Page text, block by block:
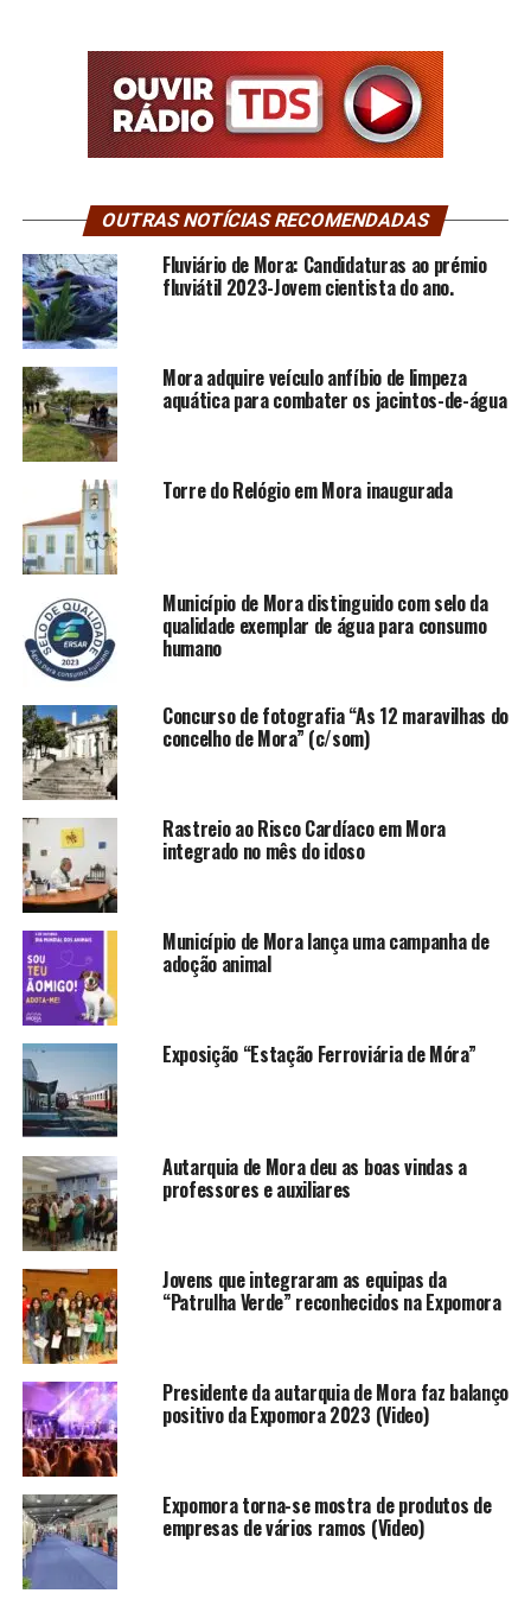
OUTRAS NOTÍCIAS RECOMENDADAS
Fluviário de Mora: Candidaturas ao prémio
fluviátil 2023-Jovem cientista do ano.
Mora adquire veículo anfíbio de limpeza
aquática para combater os jacintos-de-água
Torre do Relógio em Mora inaugurada
Município de Mora distinguido com selo da
qualidade exemplar de água para consumo
humano
Concurso de fotografia “As 12 maravilhas do
concelho de Mora” (c/som)
Rastreio ao Risco Cardíaco em Mora
integrado no mês do idoso
Município de Mora lança uma campanha de
adoção animal
Exposição “Estação Ferroviária de Móra”
Autarquia de Mora deu as boas vindas a
professores e auxiliares
Jovens que integraram as equipas da
“Patrulha Verde” reconhecidos na Expomora
Presidente da autarquia de Mora faz balanço
positivo da Expomora 2023 (Video)
Expomora torna-se mostra de produtos de
empresas de vários ramos (Video)